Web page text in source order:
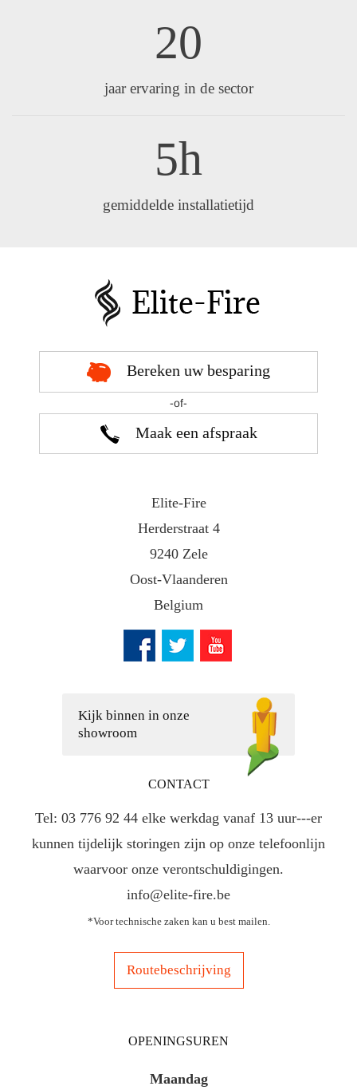
20
jaar ervaring in de sector
5h
gemiddelde installatietijd
Bereken uw besparing
-of-
Maak een afspraak
Elite-Fire
Herderstraat 4
9240 Zele
Oost-Vlaanderen
Belgium
Kijk binnen in onze
showroom
CONTACT
Tel: 03 776 92 44 elke werkdag vanaf 13 uur---er
kunnen tijdelijk storingen zijn op onze telefoonlijn
waarvoor onze verontschuldigingen.
info@elite-fire.be
*Voor technische zaken kan u best mailen.
Routebeschrijving
OPENINGSUREN
Maandag